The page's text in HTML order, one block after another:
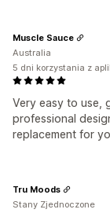
Very easy to use,
professional
replacement for
Muscle Sauce
Australia
5 dni korzystania z
Tru Moods
Stany Zjednoczone